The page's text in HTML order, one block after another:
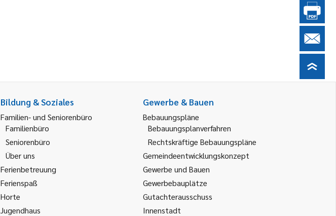
Bildung & Soziales
Familien- und Seniorenbüro
Familienbüro
Seniorenbüro
Über uns
Ferienbetreuung
Ferienspaß
Horte
Jugendhaus
Gewerbe & Bauen
Bebauungspläne
Bebauungsplanverfahren
Rechtskräftige Bebauungspläne
Gemeindeentwicklungskonzept
Gewerbe und Bauen
Gewerbebauplätze
Gutachterausschuss
Innenstadt